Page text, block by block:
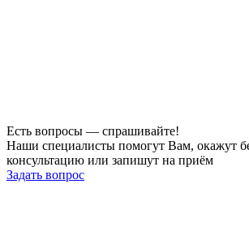
Есть вопросы — спрашивайте!
Наши специалисты помогут Вам, окажут
консультацию или запишут на приём
Задать вопрос